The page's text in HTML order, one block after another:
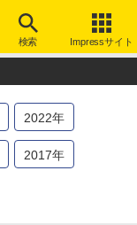
検索 Impressサイト
2022年
2017年